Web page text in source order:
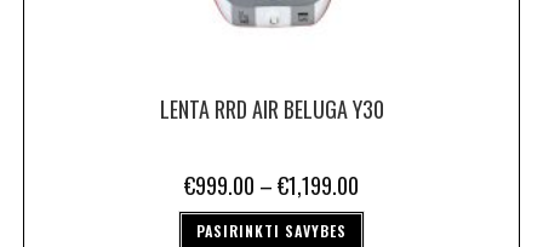
LENTA RRD AIR BELUGA Y30
€999.00 –€1,199.00
PASIRINKTI SAVYBES